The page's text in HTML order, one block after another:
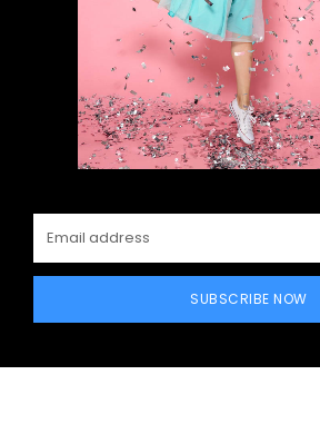
SUBSCRIBE NOW